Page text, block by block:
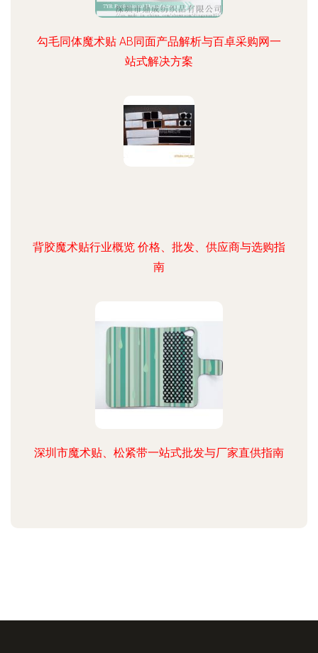
勾毛同体魔术贴 AB同面产品解析与百卓采购网一
站式解决方案
背胶魔术贴行业概览 价格、批发、供应商与选购指
南
深圳市魔术贴、松紧带一站式批发与厂家直供指南